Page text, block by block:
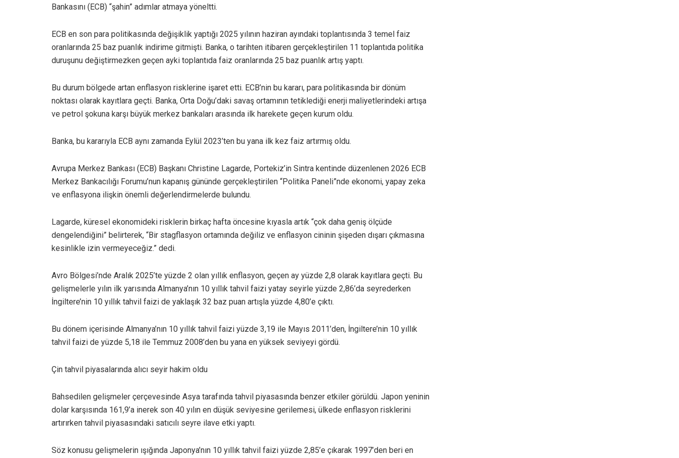
Bankasını (ECB) “şahin” adımlar atmaya yöneltti.
ECB en son para politikasında değişiklik yaptığı 2025 yılının haziran ayındaki toplantısında 3 temel faiz
oranlarında 25 baz puanlık indirime gitmişti. Banka, o tarihten itibaren gerçekleştirilen 11 toplantıda politika
duruşunu değiştirmezken geçen ayki toplantıda faiz oranlarında 25 baz puanlık artış yaptı.
Bu durum bölgede artan enflasyon risklerine işaret etti. ECB’nin bu kararı, para politikasında bir dönüm
noktası olarak kayıtlara geçti. Banka, Orta Doğu’daki savaş ortamının tetiklediği enerji maliyetlerindeki artışa
ve petrol şokuna karşı büyük merkez bankaları arasında ilk harekete geçen kurum oldu.
Banka, bu kararıyla ECB aynı zamanda Eylül 2023’ten bu yana ilk kez faiz artırmış oldu.
Avrupa Merkez Bankası (ECB) Başkanı Christine Lagarde, Portekiz’in Sintra kentinde düzenlenen 2026 ECB
Merkez Bankacılığı Forumu’nun kapanış gününde gerçekleştirilen “Politika Paneli”nde ekonomi, yapay zeka
ve enflasyona ilişkin önemli değerlendirmelerde bulundu.
Lagarde, küresel ekonomideki risklerin birkaç hafta öncesine kıyasla artık “çok daha geniş ölçüde
dengelendiğini” belirterek, “Bir stagflasyon ortamında değiliz ve enflasyon cininin şişeden dışarı çıkmasına
kesinlikle izin vermeyeceğiz.” dedi.
Avro Bölgesi’nde Aralık 2025’te yüzde 2 olan yıllık enflasyon, geçen ay yüzde 2,8 olarak kayıtlara geçti. Bu
gelişmelerle yılın ilk yarısında Almanya’nın 10 yıllık tahvil faizi yatay seyirle yüzde 2,86’da seyrederken
İngiltere’nin 10 yıllık tahvil faizi de yaklaşık 32 baz puan artışla yüzde 4,80’e çıktı.
Bu dönem içerisinde Almanya’nın 10 yıllık tahvil faizi yüzde 3,19 ile Mayıs 2011’den, İngiltere’nin 10 yıllık
tahvil faizi de yüzde 5,18 ile Temmuz 2008’den bu yana en yüksek seviyeyi gördü.
Çin tahvil piyasalarında alıcı seyir hakim oldu
Bahsedilen gelişmeler çerçevesinde Asya tarafında tahvil piyasasında benzer etkiler görüldü. Japon yeninin
dolar karşısında 161,9’a inerek son 40 yılın en düşük seviyesine gerilemesi, ülkede enflasyon risklerini
artırırken tahvil piyasasındaki satıcılı seyre ilave etki yaptı.
Söz konusu gelişmelerin ışığında Japonya’nın 10 yıllık tahvil faizi yüzde 2,85’e çıkarak 1997’den beri en